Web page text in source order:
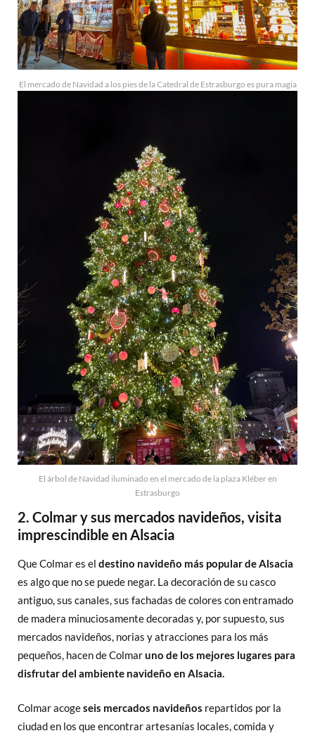
El mercado de Navidad a los pies de la Catedral de Estrasburgo es pura magia
El árbol de Navidad iluminado en el mercado de la plaza Kléber en
Estrasburgo
2. Colmar y sus mercados navideños, visita
imprescindible en Alsacia
Que Colmar es el destino navideño más popular de Alsacia
es algo que no se puede negar. La decoración de su casco
antiguo, sus canales, sus fachadas de colores con entramado
de madera minuciosamente decoradas y, por supuesto, sus
mercados navideños, norias y atracciones para los más
pequeños, hacen de Colmaruno de los mejores lugares para
disfrutar del ambiente navideño en Alsacia.
Colmar acogeseis mercados navideños repartidos por la
ciudad en los que encontrar artesanías locales, comida y